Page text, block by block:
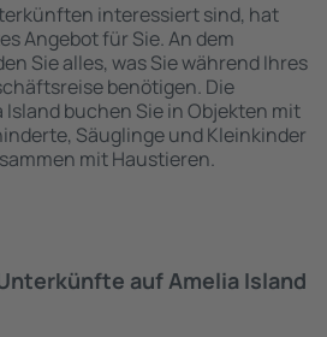
interessiert sind, hat
Angebot für Sie. An dem
Sie alles, was Sie während Ihres
benötigen. Die
buchen Sie in Objekten mit
Säuglinge und Kleinkinder
mit Haustieren.
auf Amelia Island